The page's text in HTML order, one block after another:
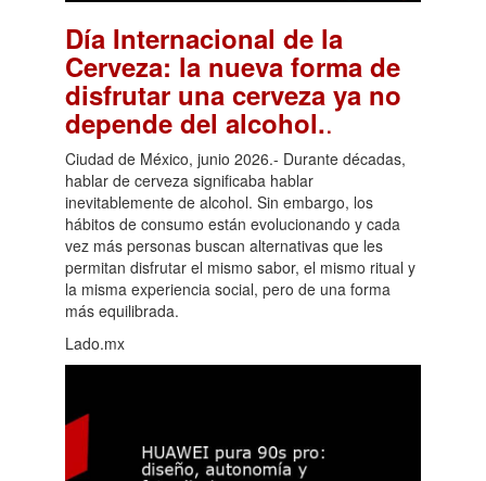
Día Internacional de la
Cerveza: la nueva forma de
disfrutar una cerveza ya no
depende del alcohol..
Ciudad de México, junio 2026.- Durante décadas,
hablar de cerveza significaba hablar
inevitablemente de alcohol. Sin embargo, los
hábitos de consumo están evolucionando y cada
vez más personas buscan alternativas que les
permitan disfrutar el mismo sabor, el mismo ritual y
la misma experiencia social, pero de una forma
más equilibrada.
Lado.mx